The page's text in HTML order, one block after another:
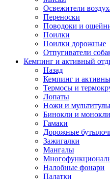
Освежители
Переноски
Поводоки и
Поилки
Поилки дорожные
Отпугиватели
Кемпинг и активный
Назад
Кемпинг и
Термосы и
Лопаты
Ножи и
Бинокли и монокли
Гамаки
Дорожные
Зажигалки
Мангалы
Налобные фонари
Палатки